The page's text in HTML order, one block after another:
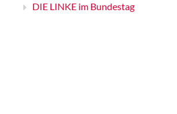
DIE LINKE im Bundestag